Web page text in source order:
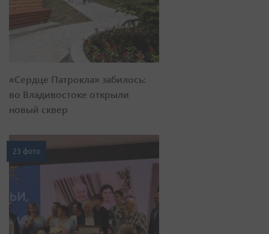
«Сердце Патрокла» забилось:
во Владивостоке открыли
новый сквер
23 фото